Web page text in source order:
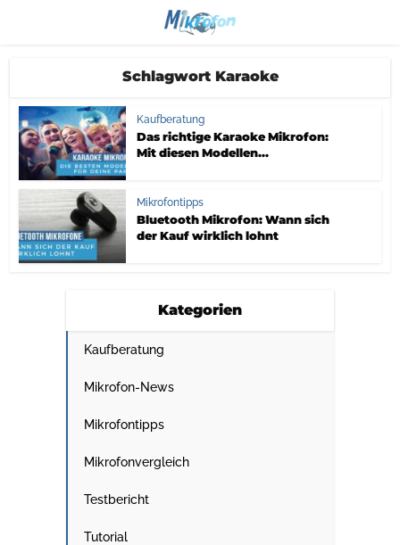
Schlagwort Karaoke
Kaufberatung
Das richtige Karaoke Mikrofon:
Mit diesen Modellen...
Mikrofontipps
Bluetooth Mikrofon: Wann sich
der Kauf wirklich lohnt
Kategorien
Kaufberatung
Mikrofon-News
Mikrofontipps
Mikrofonvergleich
Testbericht
Tutorial